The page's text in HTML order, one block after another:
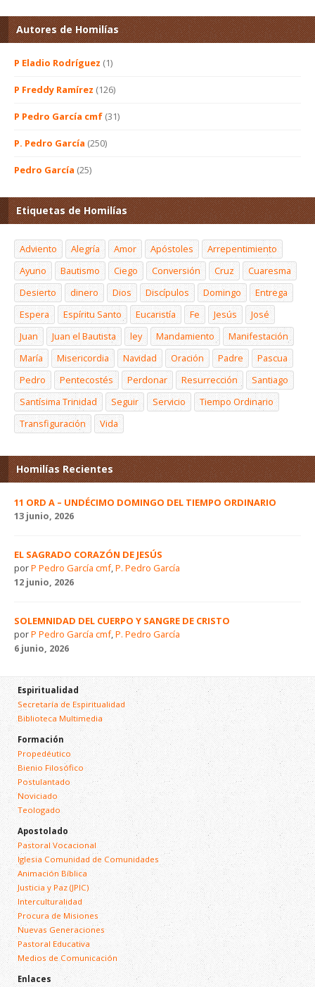
Autores de Homilías
P Eladio Rodríguez (1)
P Freddy Ramírez (126)
P Pedro García cmf (31)
P. Pedro García (250)
Pedro García (25)
Etiquetas de Homilías
Adviento Alegría Amor Apóstoles
Arrepentimiento
Ayuno
Bautismo Ciego Conversión Cruz
Cuaresma
Desierto
dinero Dios Discípulos Domingo
Entrega
Espera
Espíritu Santo Eucaristía Fe Jesús
José
Juan
Juan el Bautista ley Mandamiento
Manifestación
María
Misericordia Navidad Oración Padre
Pascua
Pedro
Pentecostés Perdonar Resurrección
Santiago
Santísima Trinidad
Seguir Servicio
Tiempo Ordinario
Transfiguración
Vida
Homilías Recientes
11 ORD A – UNDÉCIMO DOMINGO DEL TIEMPO ORDINARIO
13 junio, 2026
EL SAGRADO CORAZÓN DE JESÚS
porP Pedro García cmf,P. Pedro García
12 junio, 2026
SOLEMNIDAD DEL CUERPO Y SANGRE DE CRISTO
porP Pedro García cmf,P. Pedro García
6 junio, 2026
Espiritualidad
Secretaría de Espiritualidad
Biblioteca Multimedia
Formación
Propedéutico
Bienio Filosófico
Postulantado
Noviciado
Teologado
Apostolado
Pastoral Vocacional
Iglesia Comunidad de Comunidades
Animación Bíblica
Justicia y Paz (JPIC)
Interculturalidad
Procura de Misiones
Nuevas Generaciones
Pastoral Educativa
Medios de Comunicación
Enlaces